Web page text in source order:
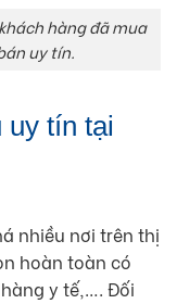
hàng đã mua
uy tín.
uy tín tại
nhiều nơi trên thị
hoàn toàn có
y tế,…. Đối